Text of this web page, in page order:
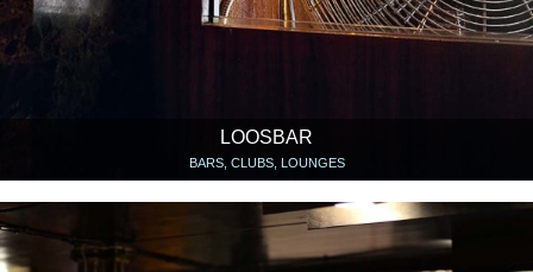
LOOSBAR
BARS, CLUBS, LOUNGES